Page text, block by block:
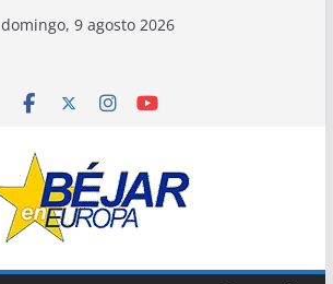
domingo, 9 agosto 2026